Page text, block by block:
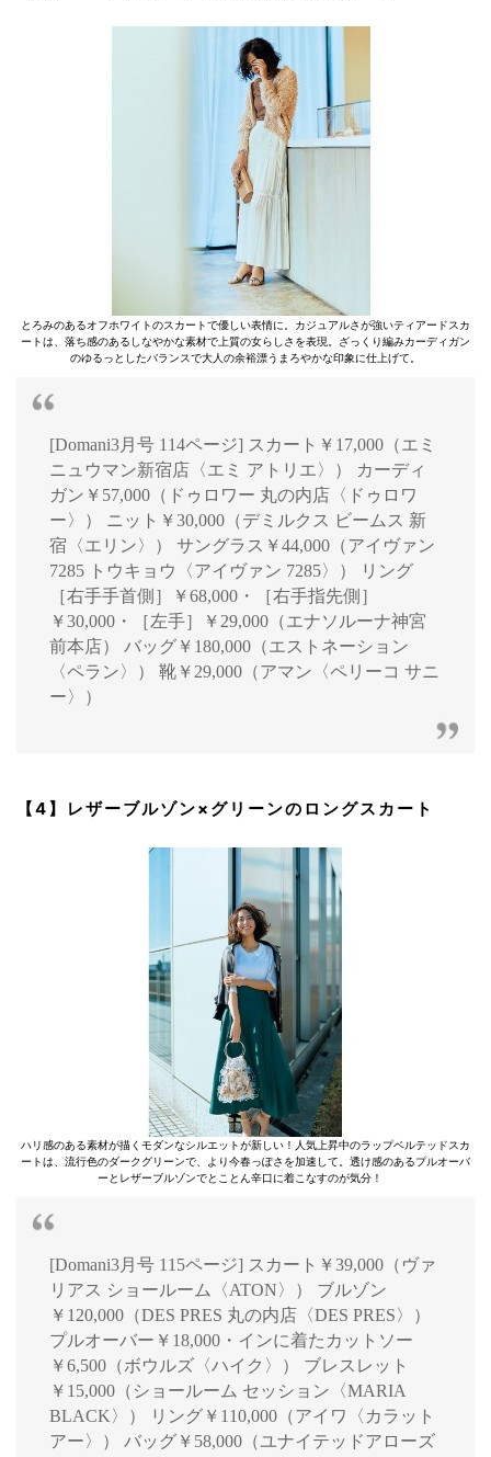
とろみのあるオフホワイトのスカートで優しい表情に。カジュアルさが強いティアードスカ
ートは、落ち感のあるしなやかな素材で上質の女らしさを表現。ざっくり編みカーディガン
のゆるっとしたバランスで大人の余裕漂うまろやかな印象に仕上げて。
[Domani3月号 114ページ] スカート￥17,000（エミ
ニュウマン新宿店〈エミ アトリエ〉） カーディ
ガン￥57,000（ドゥロワー 丸の内店〈ドゥロワ
ー〉） ニット￥30,000（デミルクス ビームス 新
宿〈エリン〉） サングラス￥44,000（アイヴァン
7285 トウキョウ〈アイヴァン 7285〉） リング
［右手手首側］￥68,000・［右手指先側］
￥30,000・［左手］￥29,000（エナソルーナ神宮
前本店） バッグ￥180,000（エストネーション
〈ペラン〉） 靴￥29,000（アマン〈ペリーコ サニ
ー〉）
【4】レザーブルゾン×グリーンのロングスカート
ハリ感のある素材が描くモダンなシルエットが新しい！人気上昇中のラップベルテッドスカ
ートは、流行色のダークグリーンで、より今春っぽさを加速して。透け感のあるプルオーバ
ーとレザーブルゾンでとことん辛口に着こなすのが気分！
[Domani3月号 115ページ] スカート￥39,000（ヴァ
リアス ショールーム〈ATON〉） ブルゾン
￥120,000（DES PRES 丸の内店〈DES PRES〉）
プルオーバー￥18,000・インに着たカットソー
￥6,500（ボウルズ〈ハイク〉） ブレスレット
￥15,000（ショールーム セッション〈MARIA
BLACK〉） リング￥110,000（アイワ〈カラット
アー〉） バッグ￥58,000（ユナイテッドアローズ